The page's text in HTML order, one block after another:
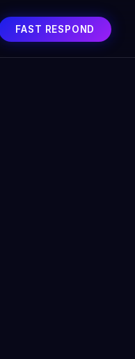
FAST RESPOND